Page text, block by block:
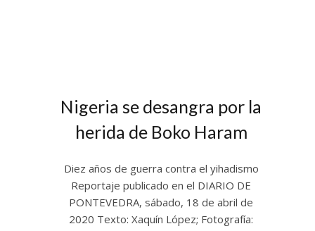
Nigeria se desangra por la
herida de Boko Haram
Diez años de guerra contra el yihadismo
Reportaje publicado en el DIARIO DE
PONTEVEDRA, sábado, 18 de abril de
2020 Texto: Xaquín López; Fotografía: